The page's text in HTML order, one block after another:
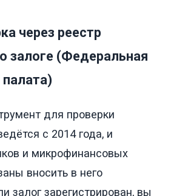
через реестр
залоге (Федеральная
для проверки
с 2014 года, и
и микрофинансовых
вносить в него
залог зарегистрирован, вы